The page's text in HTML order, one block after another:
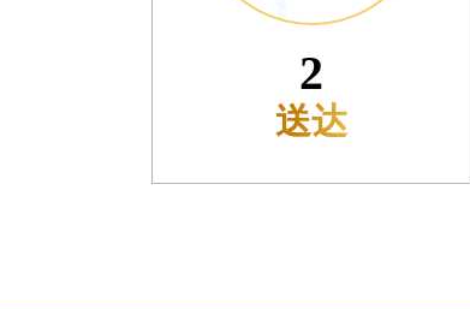
授权店1楼腕表时光售后服务中心（需提前预约）
授权店1楼腕表时光售后服务中心（需提前预约）
3
预检